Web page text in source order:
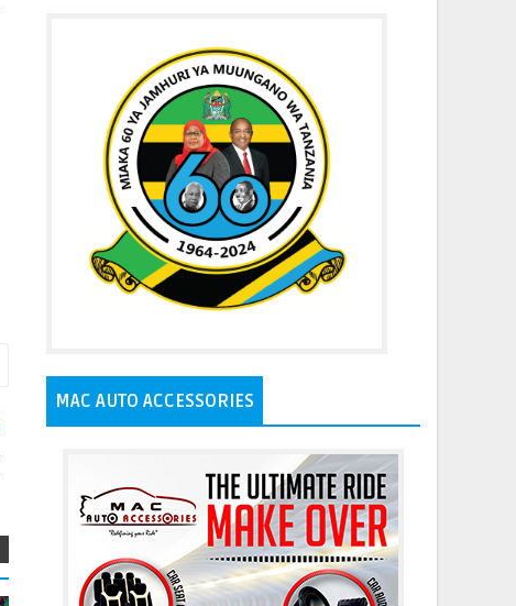
MAC AUTO ACCESSORIES